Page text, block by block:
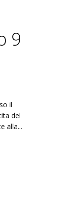
9
il
del
alla...